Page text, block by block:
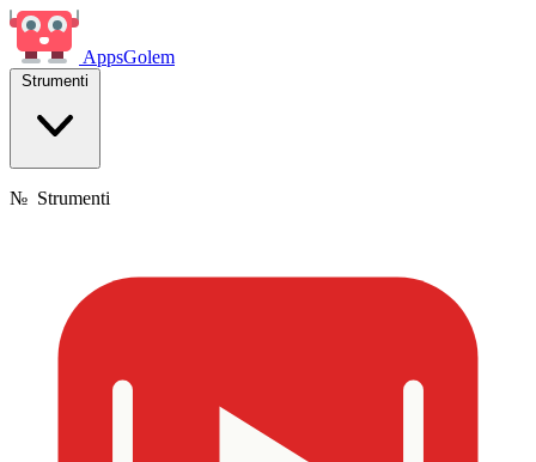
AppsGolem
Strumenti
№ Strumenti